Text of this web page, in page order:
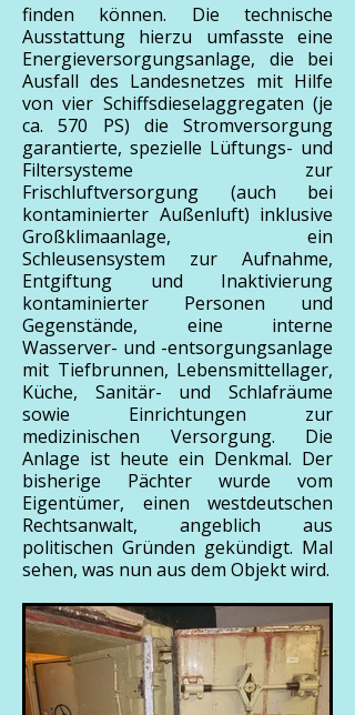
finden können. Die technische
Ausstattung hierzu umfasste eine
Energieversorgungsanlage, die bei
Ausfall des Landesnetzes mit Hilfe
von vier Schiffsdieselaggregaten (je
ca. 570 PS) die Stromversorgung
garantierte, spezielle Lüftungs- und
Filtersysteme zur
Frischluftversorgung (auch bei
kontaminierter Außenluft) inklusive
Großklimaanlage, ein
Schleusensystem zur Aufnahme,
Entgiftung und Inaktivierung
kontaminierter Personen und
Gegenstände, eine interne
Wasserver- und -entsorgungsanlage
mit Tiefbrunnen, Lebensmittellager,
Küche, Sanitär- und Schlafräume
sowie Einrichtungen zur
medizinischen Versorgung. Die
Anlage ist heute ein Denkmal. Der
bisherige Pächter wurde vom
Eigentümer, einen westdeutschen
Rechtsanwalt, angeblich aus
politischen Gründen gekündigt. Mal
sehen, was nun aus dem Objekt wird.